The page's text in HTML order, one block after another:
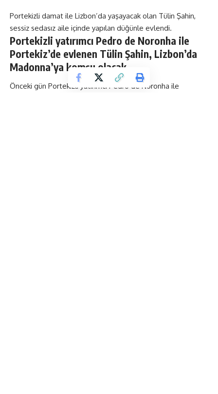
Portekizli damat ile Lizbon’da yaşayacak olan Tülin Şahin,
sessiz sedasız aile içinde yapılan düğünle evlendi.
Portekizli yatırımcı Pedro de Noronha ile
Portekiz’de evlenen Tülin Şahin, Lizbon’da
Madonna’ya komşu olacak.
Önceki gün Portekizli yatırımcı Pedro de Noronha ile